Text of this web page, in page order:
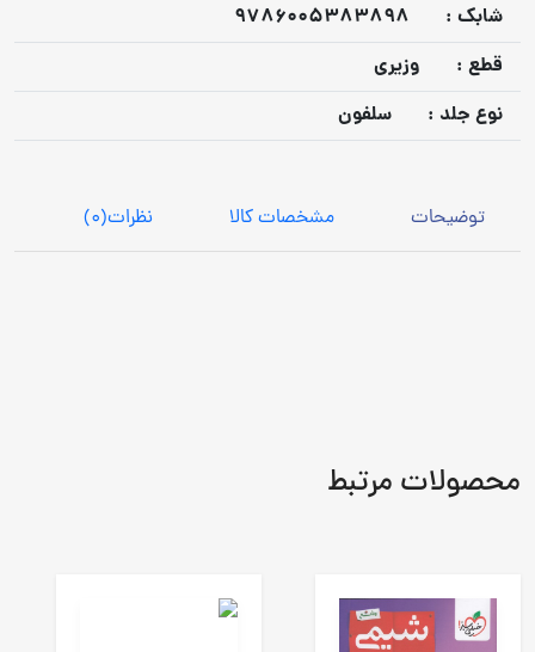
شابک :
9786005383898
قطع :
وزیری
نوع جلد :
سلفون
توضیحات مشخصات کالا نظرات(0)
محصولات مرتبط